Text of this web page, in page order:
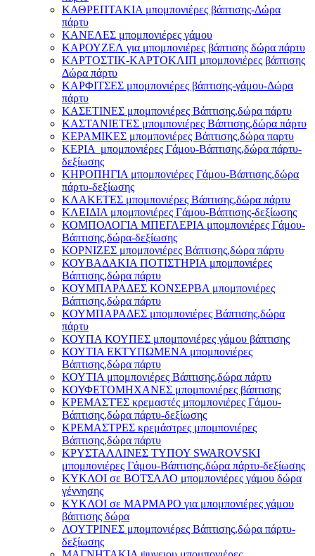
ΚΑΘΡΕΠΤΑΚΙΑ μπομπονιέρες βάπτισης-Δώρα
πάρτυ
ΚΑΝΕΛΕΣ μπομπονιέρες γάμου
ΚΑΡΟΥΖΕΛ για μπομπονιέρες βάπτισης δώρα πάρτυ
ΚΑΡΤΟΣΤΙΚ-ΚΑΡΤΟΚΛΙΠ μπομπονιέρες βάπτισης
Δώρα πάρτυ
ΚΑΡΦΙΤΣΕΣ μπομπονιέρες βάπτισης-γάμου-Δώρα
πάρτυ
ΚΑΣΕΤΙΝΕΣ μπομπονιέρες Βάπτισης,δώρα πάρτυ
ΚΑΣΤΑΝΙΕΤΕΣ μπομπονιέρες Βάπτισης,δώρα πάρτυ
ΚΕΡΑΜΙΚΕΣ μπομπονιέρες Βάπτισης,δώρα παρτυ
ΚΕΡΙΑ μπομπονιέρες Γάμου-Βάπτισης,δώρα πάρτυ-
δεξίωσης
ΚΗΡΟΠΗΓΙΑ μπομπονιέρες Γάμου-Βάπτισης,δώρα
πάρτυ-δεξίωσης
ΚΛΑΚΕΤΕΣ μπομπονιέρες Βάπτισης,δώρα πάρτυ
ΚΛΕΙΔΙΑ μπομπονιέρες Γάμου-Βάπτισης-δεξίωσης
ΚΟΜΠΟΛΟΓΙΑ ΜΠΕΓΛΕΡΙΑ μπομπονιέρες Γάμου-
Βάπτισης,δώρα-δεξίωσης
ΚΟΡΝΙΖΕΣ μπομπονιέρες Βάπτισης,δώρα πάρτυ
ΚΟΥΒΑΔΑΚΙΑ ΠΟΤΙΣΤΗΡΙΑ μπομπονιέρες
Βάπτισης,δώρα πάρτυ
ΚΟΥΜΠΑΡΑΔΕΣ ΚΟΝΣΕΡΒΑ μπομπονιέρες
Βάπτισης,δώρα πάρτυ
ΚΟΥΜΠΑΡΑΔΕΣ μπομπονιέρες Βάπτισης,δώρα
πάρτυ
ΚΟΥΠΑ ΚΟΥΠΕΣ μπομπονιέρες γάμου βάπτισης
ΚΟΥΤΙΑ ΕΚΤΥΠΩΜΕΝΑ μπομπονιέρες
Βάπτισης,δώρα πάρτυ
ΚΟΥΤΙΑ μπομπονιέρες Βάπτισης,δώρα πάρτυ
ΚΟΥΦΕΤΟΜΗΧΑΝΕΣ μπομπονιέρες βάπτισης
ΚΡΕΜΑΣΤΈΣ κρεμαστές μπομπονιέρες Γάμου-
Βάπτισης,δώρα πάρτυ-δεξίωσης
ΚΡΕΜΑΣΤΡΕΣ κρεμάστρες μπομπονιέρες
Βάπτισης,δώρα πάρτυ
ΚΡΥΣΤΑΛΛΙΝΕΣ ΤΥΠΟΥ SWAROVSKI
μπομπονιέρες Γάμου-Βάπτισης,δώρα πάρτυ-δεξίωσης
ΚΥΚΛΟΙ σε ΒΟΤΣΑΛΟ μπομπονιέρες γάμου δώρα
γέννησης
ΚΥΚΛΟΙ σε ΜΑΡΜΑΡΟ για μπομπονιέρες γάμου
βάπτισης δώρα
ΛΟΥΤΡΙΝΕΣ μπομπονιέρες Βάπτισης,δώρα πάρτυ-
δεξίωσης